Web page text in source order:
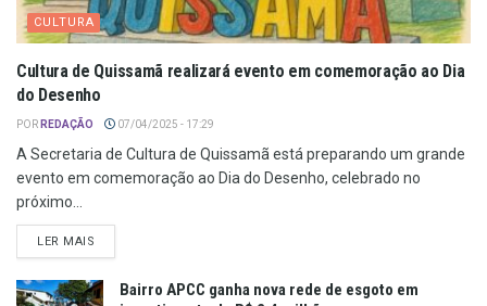
CULTURA
Cultura de Quissamã realizará evento em comemoração ao Dia
do Desenho
POR REDAÇÃO 07/04/2025 - 17:29
A Secretaria de Cultura de Quissamã está preparando um grande
evento em comemoração ao Dia do Desenho, celebrado no
próximo...
LER MAIS
Bairro APCC ganha nova rede de esgoto em